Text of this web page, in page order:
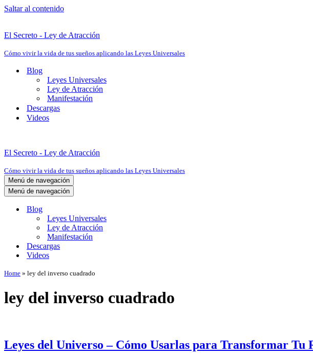
Saltar al contenido
El Secreto - Ley de Atracción
Cómo vivir la vida de tus sueños aplicando las Leyes Universales
Blog
Leyes Universales
Ley de Atracción
Manifestación
Descargas
Videos
El Secreto - Ley de Atracción
Cómo vivir la vida de tus sueños aplicando las Leyes Universales
Menú de navegación
Menú de navegación
Blog
Leyes Universales
Ley de Atracción
Manifestación
Descargas
Videos
Home » ley del inverso cuadrado
ley del inverso cuadrado
Leyes del Universo – Cómo Usarlas para Transformar Tu